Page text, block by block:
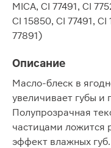
MICA, CI 77491, CI
CI 15850, CI 77491,
77891)
Описание
Масло-блеск в
увеличивает губы и
Полупрозрачная
частицами ложится
эффект влажных